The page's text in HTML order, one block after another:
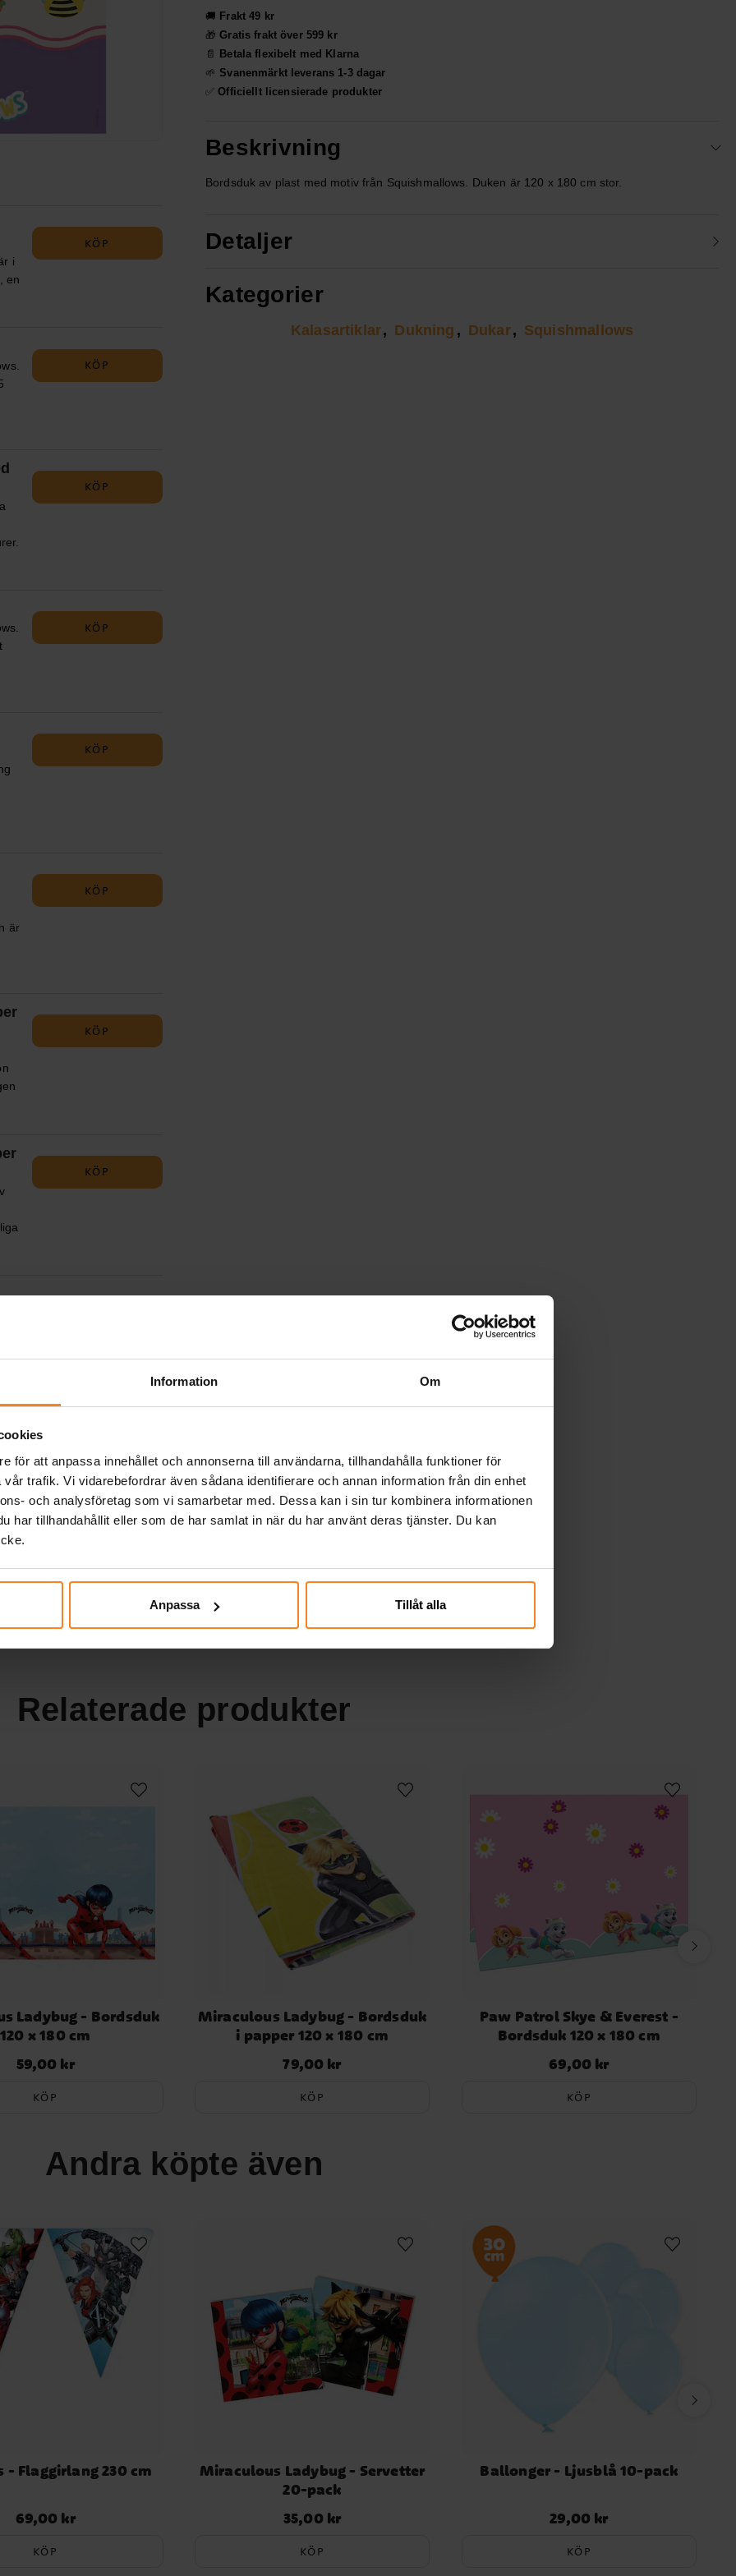
Information Om
för att anpassa innehållet och annonserna till användarna, tillhandahålla funktioner för
trafik. Vi vidarebefordrar även sådana identifierare och annan information från din enhet
och analysföretag som vi samarbetar med. Dessa kan i sin tur kombinera informationen
har tillhandahållit eller som de har samlat in när du har använt deras tjänster. Du kan
Anpassa Tillåt alla
i
en
KÖP
KÖP
KÖP
KÖP
KÖP
är
KÖP
KÖP
KÖP
i
🚚 Frakt 49 kr
🎁Gratis frakt över 599 kr
📄
Betala flexibelt med Klarna
🌱 Svanenmärkt leverans 1-3 dagar
✅Officiellt licensierade produkter
Beskrivning
Bordsduk av plast med motiv från Squishmallows. Duken är 120 x 180 cm stor.
Detaljer
Kategorier
Kalasartiklar Dukning Dukar Squishmallows
Relaterade produkter
Ladybug - Bordsduk
120 x 180 cm
Pris:59,00 kr
59,00 kr
KÖP
Miraculous Ladybug - Bordsduk
i papper 120 x 180 cm
Pris:79,00 kr
79,00 kr
KÖP
Paw Patrol Skye & Everest -
Bordsduk 120 x 180 cm
Pris:69,00 kr
69,00 kr
KÖP
Andra köpte även
- Flaggirlang 230 cm
Pris: 69,00 kr
69,00 kr
KÖP
Miraculous Ladybug - Servetter
20-pack
Pris: 35,00 kr
35,00 kr
KÖP
Ballonger - Ljusblå 10-pack
Pris: 29,00 kr
29,00 kr
KÖP